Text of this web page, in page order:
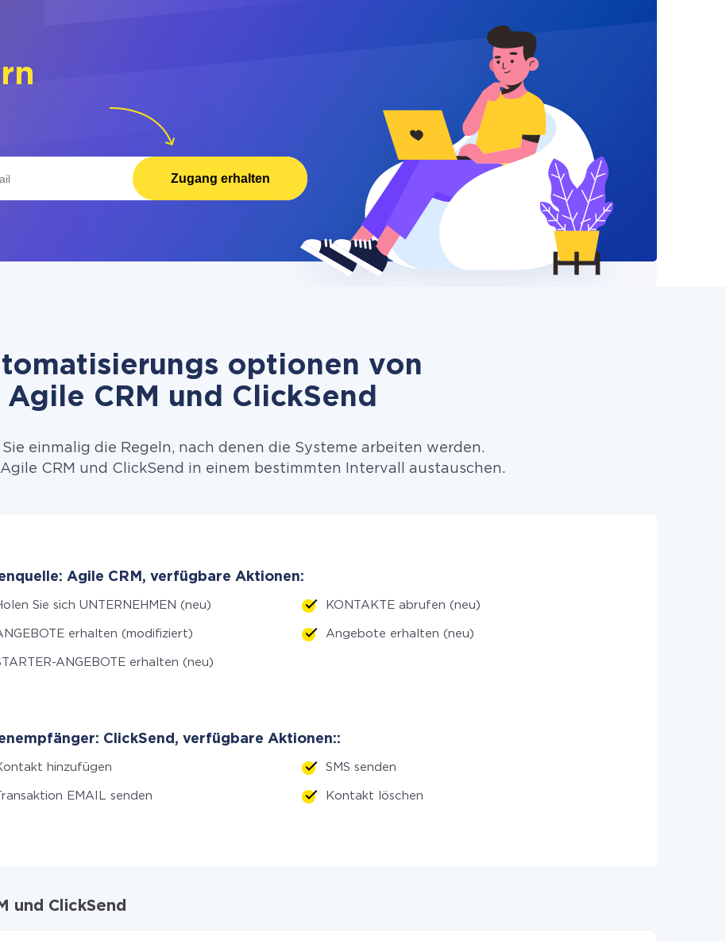
Zugang erhalten
optionen von
Agile CRM und ClickSend
einmalig die Regeln, nach denen die Systeme arbeiten werden.
CRM und ClickSend in einem bestimmten Intervall austauschen.
Agile CRM, verfügbare Aktionen:
Sie sich UNTERNEHMEN (neu) KONTAKTE abrufen (neu)
erhalten (modifiziert) Angebote erhalten (neu)
ANGEBOTE erhalten (neu)
ClickSend, verfügbare Aktionen::
hinzufügen SMS senden
Transaktion EMAIL senden Kontakt löschen
und ClickSend